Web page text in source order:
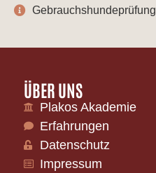
Gebrauchshundeprüfung
ÜBER UNS
Plakos Akademie
Erfahrungen
Datenschutz
Impressum